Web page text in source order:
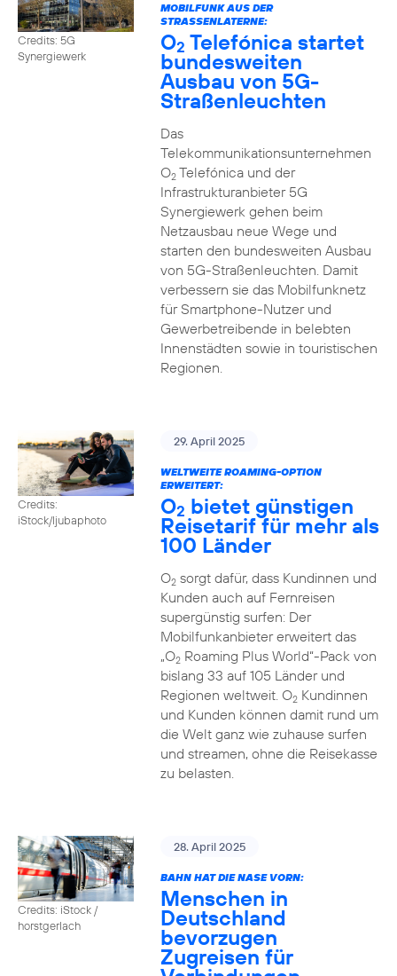
Credits: 5G
Synergiewerk
MOBILFUNK AUS DER
STRASSENLATERNE:
O2 Telefónica startet
bundesweiten
Ausbau von 5G-
Straßenleuchten
Das
Telekommunikationsunternehmen
O2Telefónica und der
Infrastrukturanbieter 5G
Synergiewerk gehen beim
Netzausbau neue Wege und
starten den bundesweiten Ausbau
von 5G-Straßenleuchten. Damit
verbessern sie das Mobilfunknetz
für Smartphone-Nutzer und
Gewerbetreibende in belebten
Innenstädten sowie in touristischen
Regionen.
Credits:
iStock/ljubaphoto
29. April 2025
WELTWEITE ROAMING-OPTION
ERWEITERT:
O2 bietet günstigen
Reisetarif für mehr als
100 Länder
O2sorgt dafür, dass Kundinnen und
Kunden auch auf Fernreisen
supergünstig surfen: Der
Mobilfunkanbieter erweitert das
„O2Roaming Plus World“-Pack von
bislang 33 auf 105 Länder und
Regionen weltweit. O2Kundinnen
und Kunden können damit rund um
die Welt ganz wie zuhause surfen
und streamen, ohne die Reisekasse
zu belasten.
Credits: iStock /
horstgerlach
28. April 2025
BAHN HAT DIE NASE VORN:
Menschen in
Deutschland
bevorzugen
Zugreisen für